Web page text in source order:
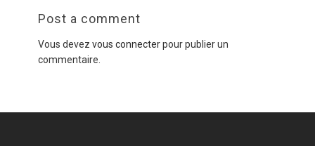
Post a comment
Vous devez vous connecterpour publier un
commentaire.